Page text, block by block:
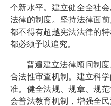
个新水平。建立健全全社
法律的制度。坚持法律面
都不得有超越宪法法律的
都必须予以追究。
普遍建立法律顾问制
合法性审查机制。建立科
准。健全法规、规章、规
会普法教育机制，增强全